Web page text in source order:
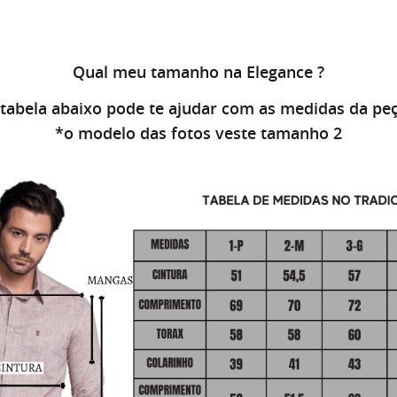
Qual meu tamanho na Elegance ?
abaixo pode te ajudar com as medidas da
*o modelo das fotos veste tamanho 2